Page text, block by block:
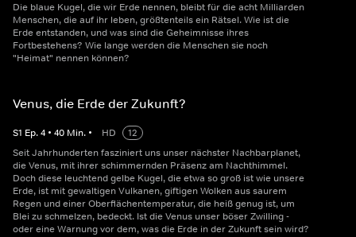
Die blaue Kugel, die wir Erde nennen, bleibt für die acht Milliarden
Menschen, die auf ihr leben, größtenteils ein Rätsel. Wie ist die
Erde entstanden, und was sind die Geheimnisse ihres
Fortbestehens? Wie lange werden die Menschen sie noch
"Heimat" nennen können?
Venus, die Erde der Zukunft?
S1 Ep.4 • 40 Min. • HD
12
Seit Jahrhunderten fasziniert uns unser nächster Nachbarplanet,
die Venus, mit ihrer schimmernden Präsenz am Nachthimmel.
Doch diese leuchtend gelbe Kugel, die etwa so groß ist wie unsere
Erde, ist mit gewaltigen Vulkanen, giftigen Wolken aus saurem
Regen und einer Oberflächentemperatur, die heiß genug ist, um
Blei zu schmelzen, bedeckt. Ist die Venus unser böser Zwilling -
oder eine Warnung vor dem, was die Erde in der Zukunft sein wird?